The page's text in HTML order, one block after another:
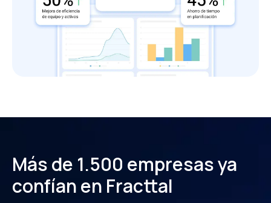
Más de 1.500 empresas ya
confían en Fracttal